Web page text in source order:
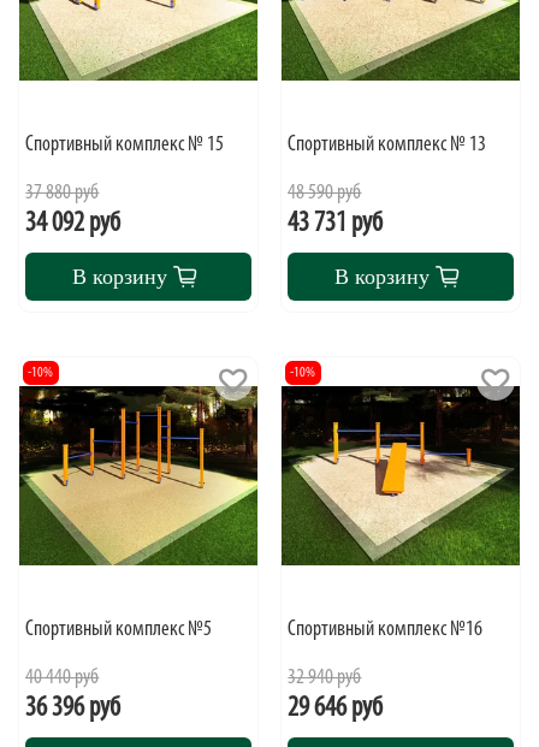
Спортивный комплекс № 15
37 880 руб
34 092 руб
В корзину
Спортивный комплекс № 13
48 590 руб
43 731 руб
В корзину
-10%
Спортивный комплекс №5
40 440 руб
36 396 руб
-10%
Спортивный комплекс №16
32 940 руб
29 646 руб